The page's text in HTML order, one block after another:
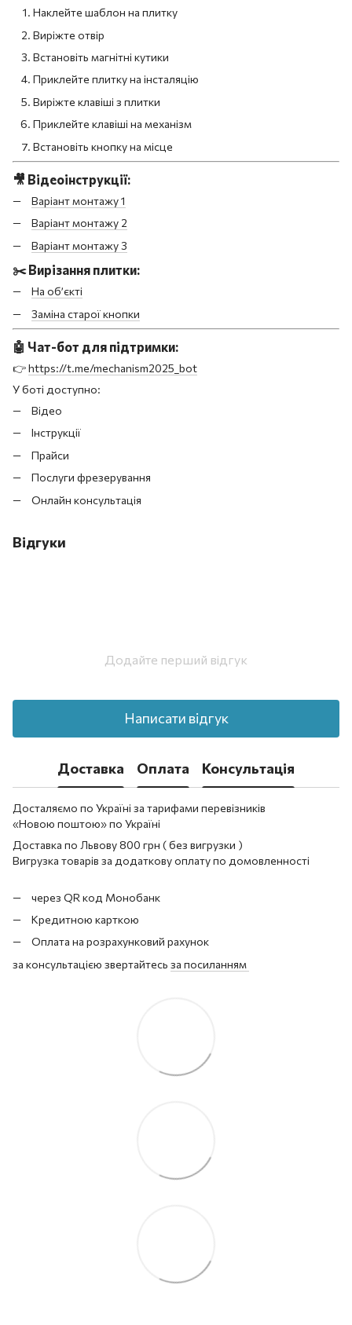
Наклейте шаблон на плитку
Виріжте отвір
Встановіть магнітні кутики
Приклейте плитку на інсталяцію
Виріжте клавіші з плитки
Приклейте клавіші на механізм
Встановіть кнопку на місце
🎥 Відеоінструкції:
Варіант монтажу 1
Варіант монтажу 2
Варіант монтажу 3
✂️Вирізання плитки:
На об’єкті
Заміна старої кнопки
🤖 Чат-бот для підтримки:
👉https://t.me/mechanism2025_bot
У боті доступно:
Відео
Інструкції
Прайси
Послуги фрезерування
Онлайн консультація
Відгуки
Додайте перший відгук
Написати відгук
Доставка Оплата Консультація
Досталяємо по Україні за тарифами перевізників
«Новою поштою» по Україні
Доставка по Львову 800 грн ( без вигрузки )
Вигрузка товарів за додаткову оплату по домовленності
через QR код Монобанк
Кредитною карткою
Оплата на розрахунковий рахунок
за консультацією звертайтесь за посиланням